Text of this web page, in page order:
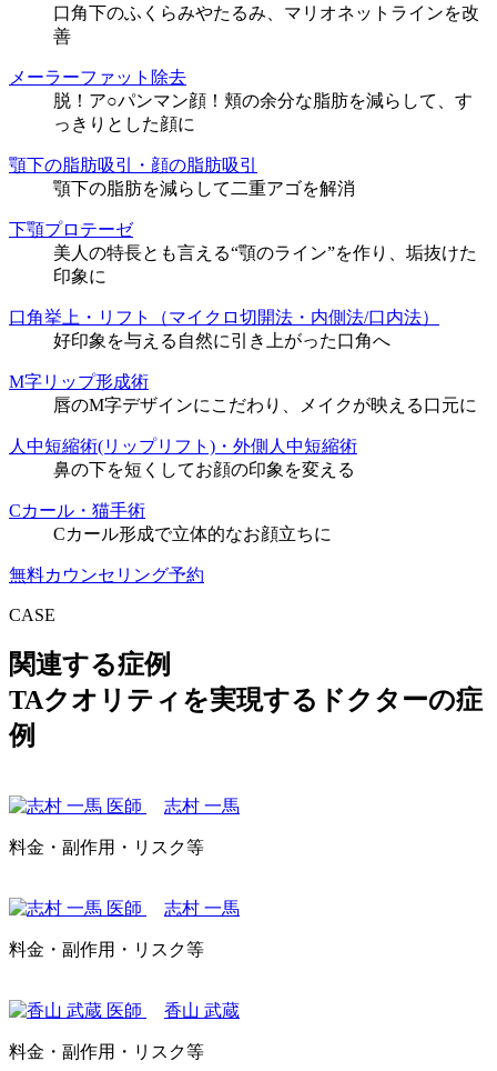
口角下のふくらみやたるみ、マリオネットラインを改
善
メーラーファット除去
脱！ア○パンマン顔！頬の余分な脂肪を減らして、す
っきりとした顔に
顎下の脂肪吸引・顔の脂肪吸引
顎下の脂肪を減らして二重アゴを解消
下顎プロテーゼ
美人の特長とも言える“顎のライン”を作り、垢抜けた
印象に
口角挙上・リフト（マイクロ切開法・内側法/口内法）
好印象を与える自然に引き上がった口角へ
M字リップ形成術
唇のM字デザインにこだわり、メイクが映える口元に
人中短縮術(リップリフト)・外側人中短縮術
鼻の下を短くしてお顔の印象を変える
Cカール・猫手術
Cカール形成で立体的なお顔立ちに
無料カウンセリング予約
CASE
関連する症例
TAクオリティを実現するドクターの症
例
志村 一馬
料金・副作用・リスク等
志村 一馬
料金・副作用・リスク等
香山 武蔵
料金・副作用・リスク等